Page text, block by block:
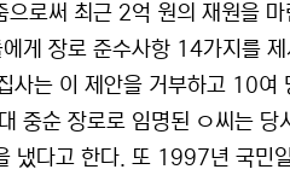
로써 최근 2억 원의 재원을
게 장로 준수사항 14가지를
는 이 제안을 거부하고 10여
중순 장로로 임명된 ㅇ씨는 당
다고 한다. 또 1997년 국민